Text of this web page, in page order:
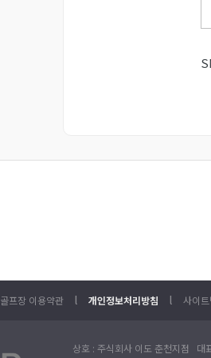
골프장 이용약관 l 개인정보처리방침 l 사이트
상호 : 주식회사 이도 춘천지점